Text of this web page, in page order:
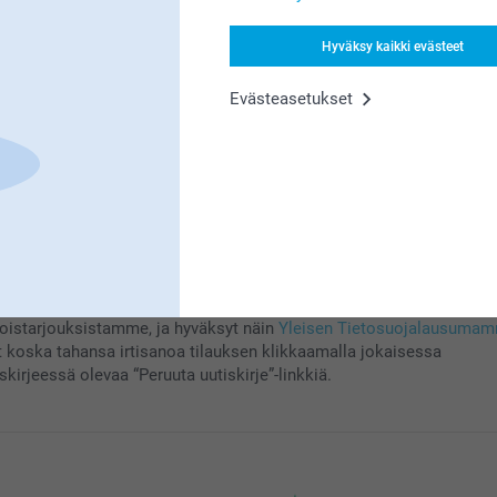
Hyväksy kaikki evästeet
Evästeasetukset
ja hyväksyt näin Yleisen
koska tahansa irtisanoa tilauksen klikkaamalla jokaisessa
olevaa “Peruuta uutiskirje”-linkkiä.